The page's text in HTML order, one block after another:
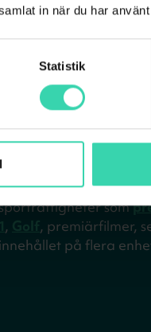
in när du har
Statistik
Det här
Viaplay med
hos Sappa.
underhållning
som
1, Golf, premiärfilmer,
innehållet på flera